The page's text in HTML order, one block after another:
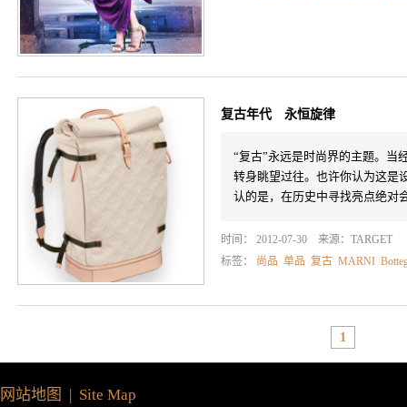
复古年代 永恒旋律
“复古”永远是时尚界的主题。当
转身眺望过往。也许你认为这是
认的是，在历史中寻找亮点绝
时间： 2012-07-30 来源： TARGET
标签： 尚品 单品 复古 MARNI
1
网站地图 | Site Map